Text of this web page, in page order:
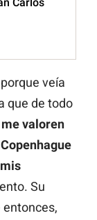
veía
que de todo
valoren
Su